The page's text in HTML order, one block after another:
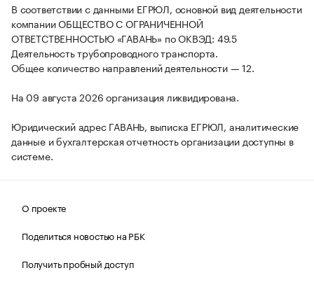
В соответствии с данными ЕГРЮЛ, основной вид деятельности
компании ОБЩЕСТВО С ОГРАНИЧЕННОЙ
ОТВЕТСТВЕННОСТЬЮ «ГАВАНЬ» по ОКВЭД: 49.5
Деятельность трубопроводного транспорта.
Общее количество направлений деятельности — 12.
На 09 августа 2026 организация ликвидирована.
Юридический адрес ГАВАНЬ, выписка ЕГРЮЛ, аналитические
данные и бухгалтерская отчетность организации доступны в
системе.
О проекте
Поделиться новостью на РБК
Получить пробный доступ